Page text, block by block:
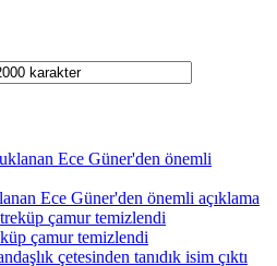
Ece Güner'den önemli açıklama
çamur temizlendi